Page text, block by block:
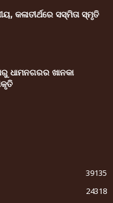
କଳାତୀର୍ଥରେ ସସ୍ମିତା ସ୍ମୃତି
ଧାମନଗରର ଖାନକା
39135
24318